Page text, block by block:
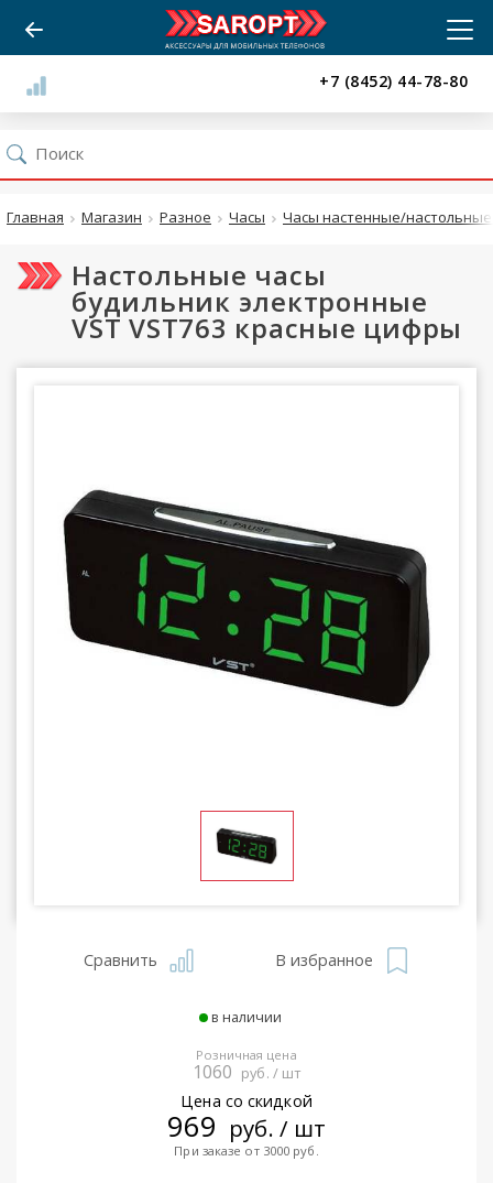
+7 (8452) 44-78-80
Главная Магазин Разное Часы Часы настенные/
Настольные часы
будильник электронные
VST VST763 красные цифры
Сравнить В избранное
в наличии
Розничная цена
1060 руб. / шт
Цена со скидкой
969 руб. / шт
При заказе от 3000 руб.